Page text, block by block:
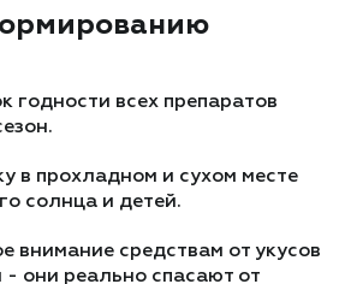
годности всех препаратов
в прохладном и сухом месте
солнца и детей.
внимание средствам от укусов
- они реально спасают от